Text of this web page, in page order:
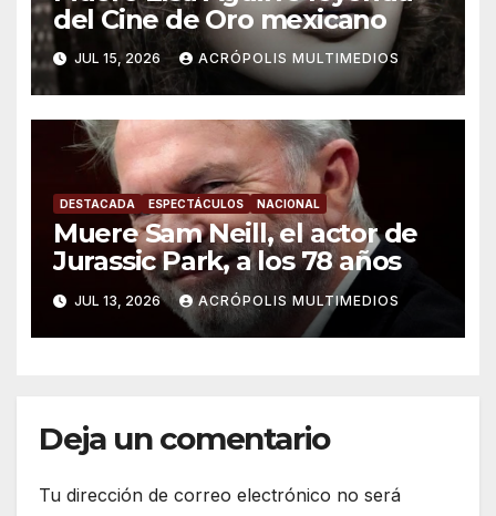
del Cine de Oro mexicano
JUL 15, 2026 ACRÓPOLIS MULTIMEDIOS
DESTACADA ESPECTÁCULOS NACIONAL
Muere Sam Neill, el actor de
Jurassic Park, a los 78 años
JUL 13, 2026 ACRÓPOLIS MULTIMEDIOS
Deja un comentario
Tu dirección de correo electrónico no será